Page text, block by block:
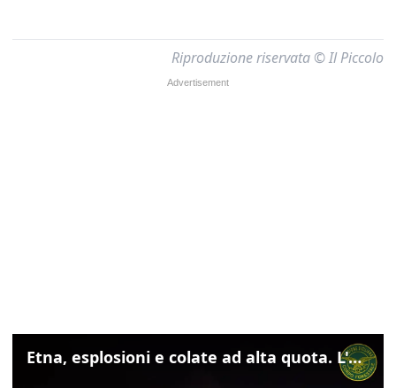
Riproduzione riservata © Il Piccolo
Etna, esplosioni e colate ad alta quota. L'aeroporto di Catania verso la normalità